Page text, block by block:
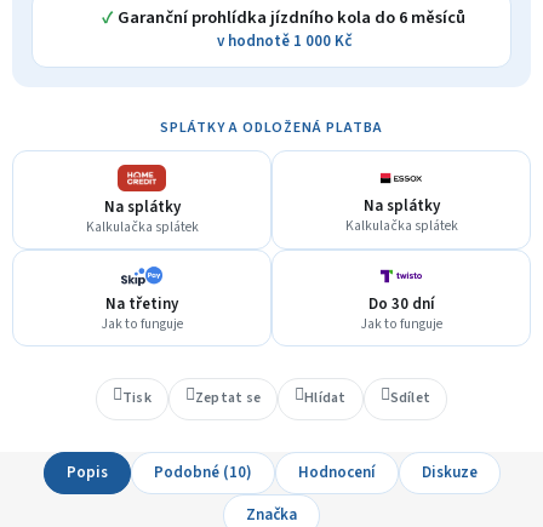
✓ Garanční prohlídka jízdního kola do 6 měsíců
v hodnotě 1 000 Kč
SPLÁTKY A ODLOŽENÁ PLATBA
Na splátky
Kalkulačka splátek
Na splátky
Kalkulačka splátek
Na třetiny
Jak to funguje
Do 30 dní
Jak to funguje
Tisk Zeptat se Hlídat Sdílet
Popis Podobné (10) Hodnocení
Diskuze
Značka